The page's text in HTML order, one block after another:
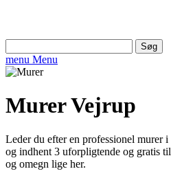
efter:
menu Menu
Murer Vejrup
Leder du efter en professionel murer
og indhent 3 uforpligtende og gratis
og omegn lige her.